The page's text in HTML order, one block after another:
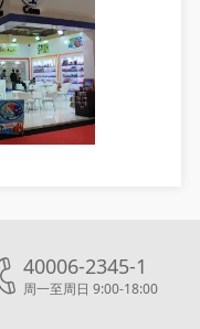
40006-2345-1
周一至周日 9:00-18:00